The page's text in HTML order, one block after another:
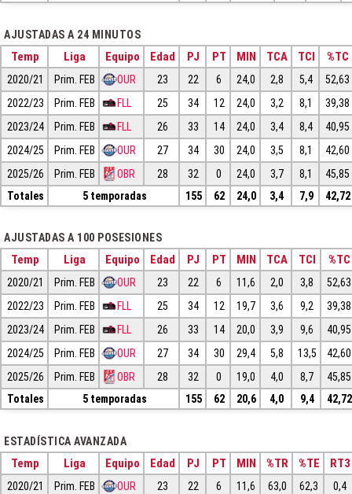
AJUSTADAS A 24 MINUTOS
Temp Liga Equipo Edad PJ PT MIN TCA TCI %TC
2020/21 Prim. FEB OUR 23 22 6 24,0 2,8 5,4
52,63
2022/23
Prim. FEB FLL 25 34 12 24,0 3,2 8,1
39,38
2023/24
Prim. FEB FLL 26 33 14 24,0 3,4 8,4
40,95
2024/25
Prim. FEB OUR 27 34 30 24,0 3,5 8,1
42,60
2025/26
Prim. FEB OBR 28 32 0 24,0 3,7 8,1
45,85
Totales
5 temporadas 155 62 24,0 3,4 7,9 42,72
AJUSTADAS A 100 POSESIONES
Temp Liga Equipo Edad PJ PT MIN TCA TCI %TC
2020/21 Prim. FEB OUR 23 22 6 11,6 2,0 3,8
52,63
2022/23
Prim. FEB FLL 25 34 12 19,7 3,6 9,2
39,38
2023/24
Prim. FEB FLL 26 33 14 20,0 3,9 9,6
40,95
2024/25
Prim. FEB OUR 27 34 30 29,4 5,8 13,5
42,60
2025/26
Prim. FEB OBR 28 32 0 19,0 4,0 8,7
45,85
Totales
5 temporadas 155 62 20,6 4,0 9,4 42,72
ESTADÍSTICA AVANZADA
Temp Liga Equipo Edad PJ PT MIN %TR %TE RT3
2020/21 Prim. FEB OUR 23 22 6 11,6 63,0 62,3
0,4